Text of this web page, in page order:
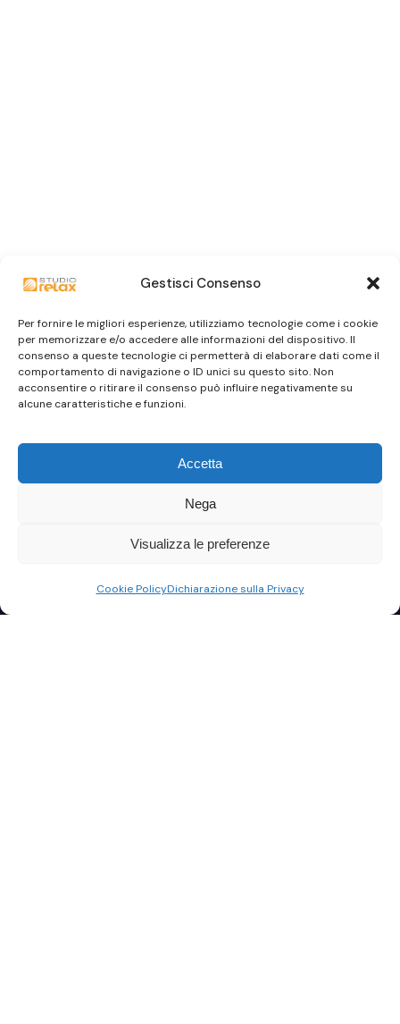
Gestisci Consenso
Per fornire le migliori esperienze, utilizziamo tecnologie come i cookie
per memorizzare e/o accedere alle informazioni del dispositivo. Il
consenso a queste tecnologie ci permetterà di elaborare dati come il
comportamento di navigazione o ID unici su questo sito. Non
acconsentire o ritirare il consenso può influire negativamente su
alcune caratteristiche e funzioni.
Accetta
Nega
Visualizza le preferenze
Cookie PolicyDichiarazione sulla Privacy